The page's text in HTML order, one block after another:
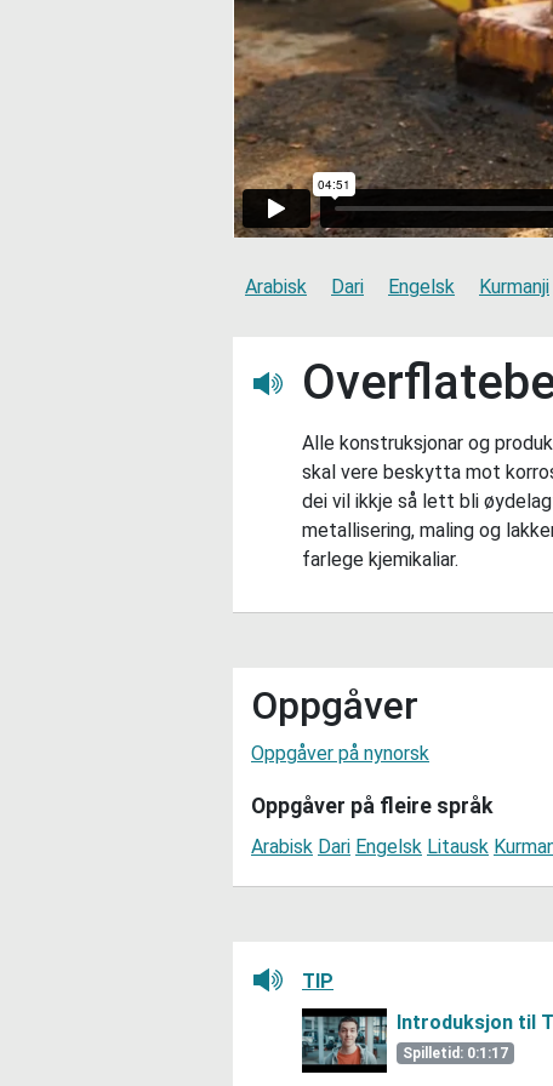
Arabisk Dari Engelsk Kurmanji
Alle konstruksjonar og
skal vere beskytta mot
dei vil ikkje så lett bli
metallisering, maling og
farlege kjemikaliar.
Lytt her
Oppgåver
Oppgåver på nynorsk
Oppgåver på fleire språk
Arabisk Dari Engelsk Litausk
TIP
Introduksjon til
Spilletid: 0:1:17
Lytt her